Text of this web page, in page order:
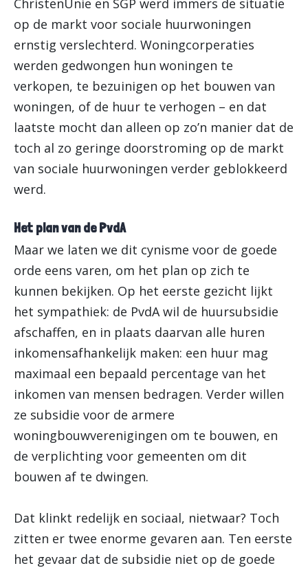
ChristenUnie en SGP werd immers de situatie
op de markt voor sociale huurwoningen
ernstig verslechterd. Woningcorperaties
werden gedwongen hun woningen te
verkopen, te bezuinigen op het bouwen van
woningen, of de huur te verhogen – en dat
laatste mocht dan alleen op zo’n manier dat de
toch al zo geringe doorstroming op de markt
van sociale huurwoningen verder geblokkeerd
werd.
Het plan van de PvdA
Maar we laten we dit cynisme voor de goede
orde eens varen, om het plan op zich te
kunnen bekijken. Op het eerste gezicht lijkt
het sympathiek: de PvdA wil de huursubsidie
afschaffen, en in plaats daarvan alle huren
inkomensafhankelijk maken: een huur mag
maximaal een bepaald percentage van het
inkomen van mensen bedragen. Verder willen
ze subsidie voor de armere
woningbouwverenigingen om te bouwen, en
de verplichting voor gemeenten om dit
bouwen af te dwingen.
Dat klinkt redelijk en sociaal, nietwaar? Toch
zitten er twee enorme gevaren aan. Ten eerste
het gevaar dat de subsidie niet op de goede